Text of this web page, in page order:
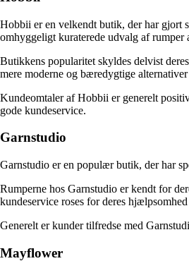
Hobbii er en velkendt butik, der har gjort
omhyggeligt kuraterede udvalg af rumper
Butikkens popularitet skyldes delvist
mere moderne og bæredygtige
Kundeomtaler af Hobbii er generelt
gode kundeservice.
Garnstudio
Garnstudio er en populær butik, der har
Rumperne hos Garnstudio er kendt for
kundeservice roses for deres
Generelt er kunder tilfredse med
Mayflower